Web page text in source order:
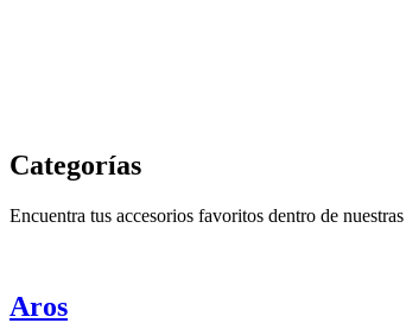
Categorías
Encuentra tus accesorios favoritos dentro de
Aros